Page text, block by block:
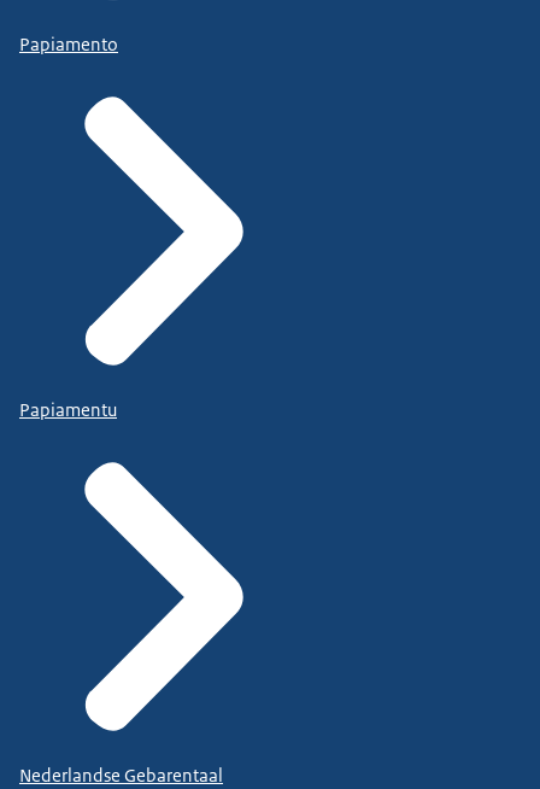
helpt u uw geldzaken en administratie op orde te
brengen en te houden
Papiamento
Papiamentu
Nederlandse Gebarentaal